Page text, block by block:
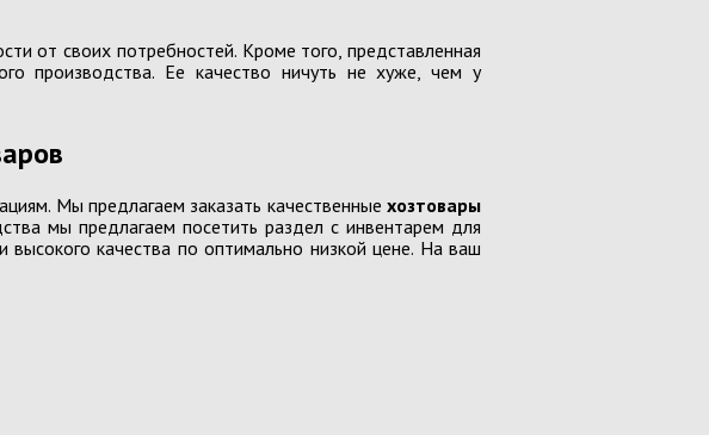
кисти
Пластилин, пластика
от своих потребностей. Кроме того, представленная
производства. Ее качество ничуть не хуже, чем у
Мы предлагаем заказать качественные хозтовары
мы предлагаем посетить раздел с инвентарем для
качества по оптимально низкой цене. На ваш